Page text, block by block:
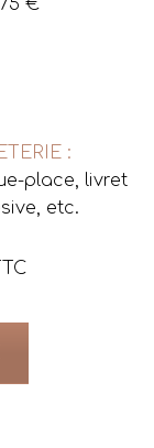
€
:
place, livret
etc.